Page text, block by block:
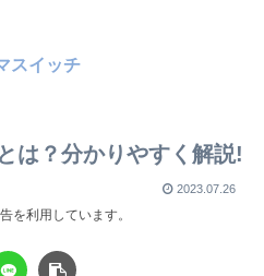
スイッチ
は？分かりやすく解説!
2023.07.26
を利用しています。